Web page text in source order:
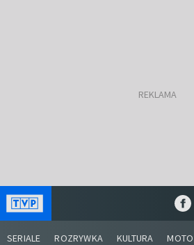
SERIALE ROZRYWKA KULTURA MOTO